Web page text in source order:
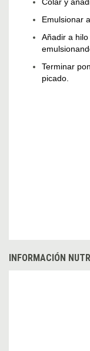
Colar y
Emulsionar
Añadir a
Terminar
picado.
INFORMACIÓN